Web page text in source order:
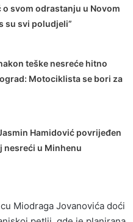
o svom odrastanju u Novom
su svi poludjeli”
teške nesreće hitno
Motociklista se bori za
Hamidović povrijeđen
nesreći u Minhenu
Miodraga Jovanovića doći